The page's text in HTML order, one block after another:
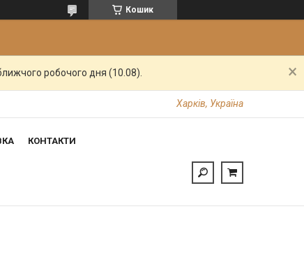
Кошик
робочого дня (10.08).
Харків, Україна
КОНТАКТИ